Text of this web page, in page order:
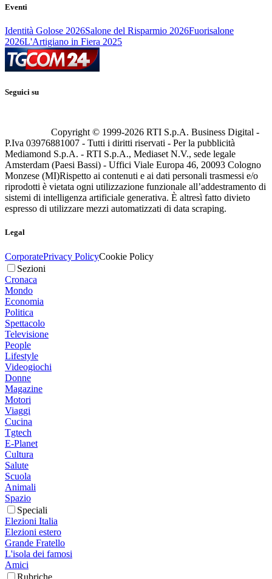
Eventi
Identità Golose 2026Salone del Risparmio 2026Fuorisalone
2026L'Artigiano in Fiera 2025
Seguici su
Copyright © 1999-2026 RTI S.p.A. Business Digital -
P.Iva 03976881007 - Tutti i diritti riservati - Per la pubblicità
Mediamond S.p.A. - RTI S.p.A., Mediaset N.V., sede legale
Amsterdam (Paesi Bassi) - Uffici Viale Europa 46, 20093 Cologno
Monzese (MI)Rispetto ai contenuti e ai dati personali trasmessi e/o
riprodotti è vietata ogni utilizzazione funzionale all’addestramento di
sistemi di intelligenza artificiale generativa. È altresì fatto divieto
espresso di utilizzare mezzi automatizzati di data scraping.
Legal
CorporatePrivacy PolicyCookie Policy
Sezioni
Cronaca
Mondo
Economia
Politica
Spettacolo
Televisione
People
Lifestyle
Videogiochi
Donne
Magazine
Motori
Viaggi
Cucina
Tgtech
E-Planet
Cultura
Salute
Scuola
Animali
Spazio
Speciali
Elezioni Italia
Elezioni estero
Grande Fratello
L'isola dei famosi
Amici
Rubriche